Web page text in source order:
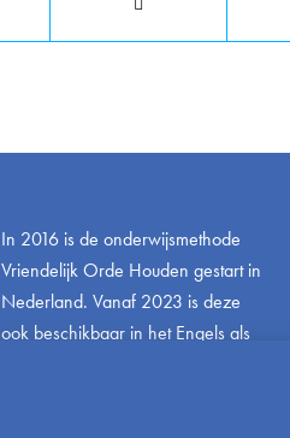
In 2016 is de onderwijsmethode
Vriendelijk Orde Houden gestart in
Nederland. Vanaf 2023 is deze
ook beschikbaar in het Engels als